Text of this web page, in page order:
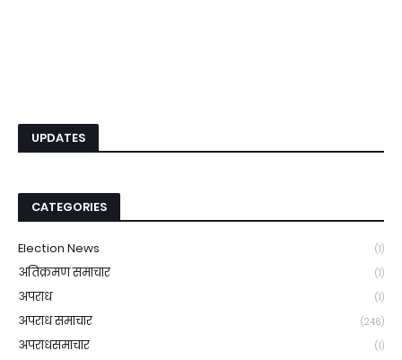
UPDATES
CATEGORIES
Election News (1)
अतिक्रमण समाचार (1)
अपराध (1)
अपराध समाचार (246)
अपराधसमाचार (1)